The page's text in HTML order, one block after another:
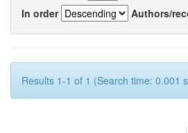
In order
Authors/
Results 1-1 of 1 (Search time: 0.001